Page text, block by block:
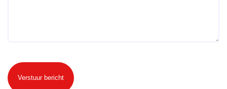
Verstuur bericht